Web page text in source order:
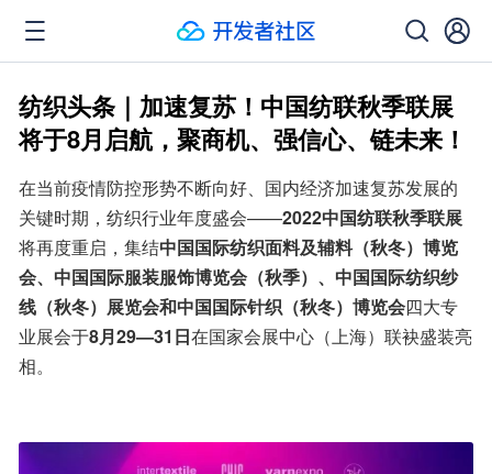
纺织头条｜加速复苏！中国纺联秋季联展
将于8月启航，聚商机、强信心、链未来！
在当前疫情防控形势不断向好、国内经济加速复苏发展的
关键时期，纺织行业年度盛会——2022中国纺联秋季联展
将再度重启，集结中国国际纺织面料及辅料（秋冬）博览
会、中国国际服装服饰博览会（秋季）、中国国际纺织纱
线（秋冬）展览会和中国国际针织（秋冬）博览会四大专
业展会于8月29—31日在国家会展中心（上海）联袂盛装亮
相。